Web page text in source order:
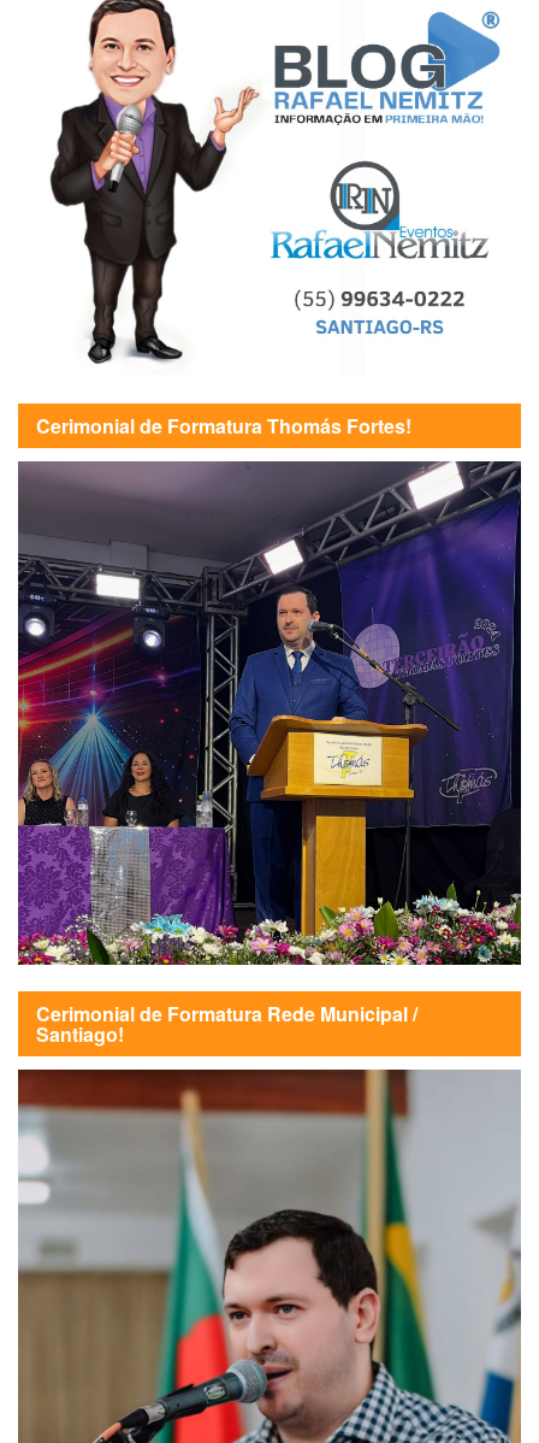
Cerimonial de Formatura Thomás Fortes!
Cerimonial de Formatura Rede Municipal /
Santiago!